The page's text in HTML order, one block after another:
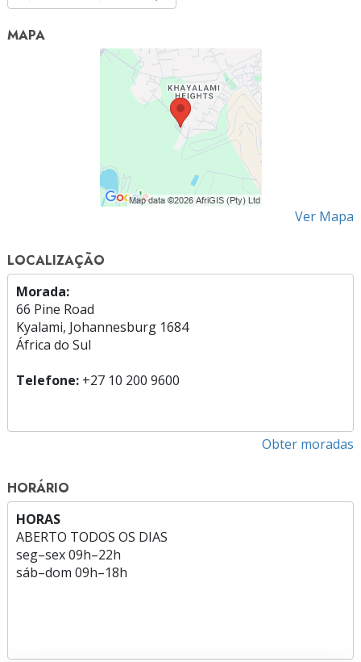
MAPA
Ver Mapa
LOCALIZAÇÃO
Morada:
66 Pine Road
Kyalami, Johannesburg 1684
África do Sul
Telefone: +27 10 200 9600
Obter moradas
HORÁRIO
HORAS
ABERTO TODOS OS DIAS
seg–sex09h–22h
sáb–dom 09h–18h